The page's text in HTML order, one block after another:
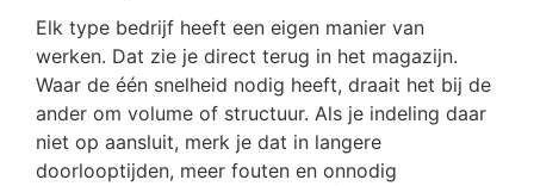
Elk type bedrijf heeft een eigen manier van
werken. Dat zie je direct terug in het magazijn.
Waar de één snelheid nodig heeft, draait het bij de
ander om volume of structuur. Als je indeling daar
niet op aansluit, merk je dat in langere
doorlooptijden, meer fouten en onnodig